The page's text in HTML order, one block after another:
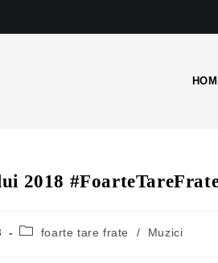
2018
foarte tare frate / Muzici